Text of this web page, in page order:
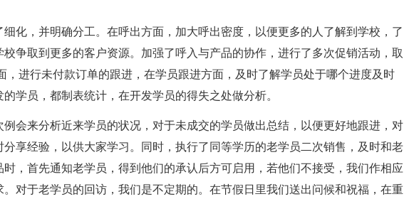
细化，并明确分工。在呼出方面，加大呼出密度，以便更多的人了解到学校，了
争取到更多的客户资源。加强了呼入与产品的协作，进行了多次促销活动，取
，进行未付款订单的跟进，在学员跟进方面，及时了解学员处于哪个进度及时
学员，都制表统计，在开发学员的得失之处做分析。
例会来分析近来学员的状况，对于未成交的学员做出总结，以便更好地跟进，对
享经验，以供大家学习。同时，执行了同等学历的老学员二次销售，及时和老
，首先通知老学员，得到他们的承认后方可启用，若他们不接受，我们作相应
。对于老学员的回访，我们是不定期的。在节假日里我们送出问候和祝福，在重